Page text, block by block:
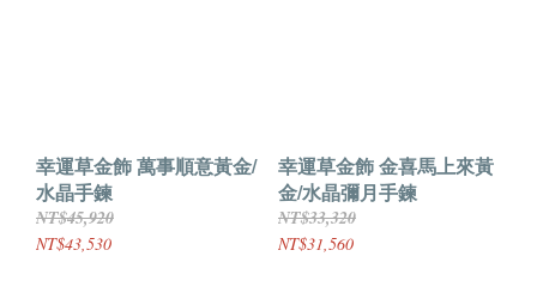
幸運草金飾 萬事順意黃金/
水晶手鍊
NT$45,920
NT$43,530
幸運草金飾 金喜馬上來黃
金/水晶彌月手鍊
NT$33,320
NT$31,560